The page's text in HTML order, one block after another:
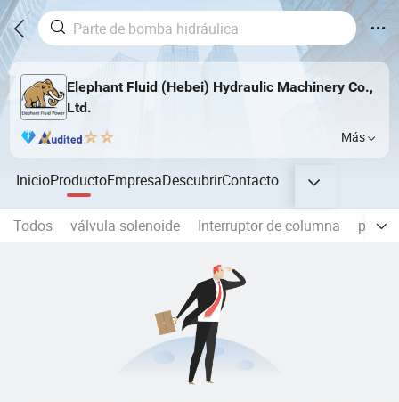
Elephant Fluid (Hebei) Hydraulic Machinery Co.,
Ltd.
Más
InicioProductoEmpresaDescubrirContacto
Todos válvula solenoide Interruptor de columna